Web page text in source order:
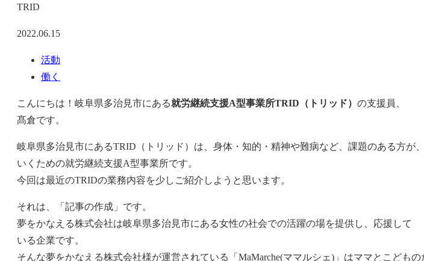
TRID
2022.06.15
活動
働く
こんにちは！岐阜県多治見市にある就労継続支援A型事業所TRID（トリッド） の支援員、
髙倉です。
岐阜県多治見市にあるTRID（トリッド）は、身体・知的・精神や難病など、課題のある方
いくための就労継続支援A型事業所です。
今回は最近のTRIDの業務内容を少しご紹介しようと思います。
それは、「記事の作成」です。
夢をかなえる株式会社は岐阜県多治見市にある女性の社会での活躍の場を提供し、応援して
いる企業です。
そんな夢をかなえる株式会社様が運営されている「MaMarche(ママルシェ)」はママとこどもの